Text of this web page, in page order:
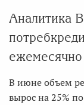
Аналитика
ежемесячно
В июне объем
вырос на 25%